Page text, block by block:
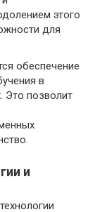
этого
для
обеспечение
в
Это позволит
и